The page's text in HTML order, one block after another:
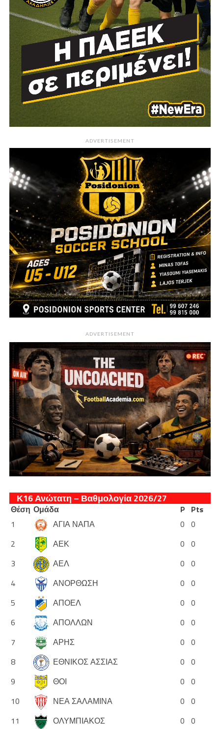
ADVERTISEMENT
ADVERTISEMENT
Κ16 Ανώτατη – Βαθμολογία 2026/27
Θέση Ομάδα P Pts
1
ΑΓΙΑ ΝΑΠΑ 0 0
2
ΑΕΚ 0 0
3
ΑΕΛ 0 0
4
ΑΝΟΡΘΩΣΗ 0 0
5
ΑΠΟΕΛ 0 0
6
ΑΠΟΛΛΩΝ 0 0
7
ΑΡΗΣ 0 0
8
ΕΘΝΙΚΟΣ ΑΣΣΙΑΣ 0 0
9
ΘΟΙ 0 0
10
ΝΕΑ ΣΑΛΑΜΙΝΑ 0 0
11
ΟΛΥΜΠΙΑΚΟΣ 0 0